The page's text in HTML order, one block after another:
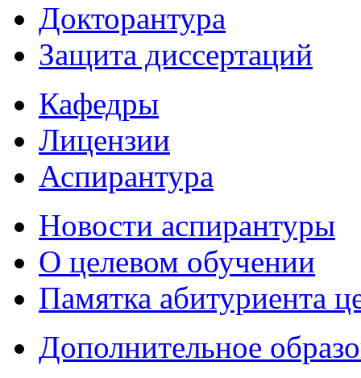
Докторантура
Защита диссертаций
Кафедры
Лицензии
Аспирантура
Новости аспирантуры
О целевом обучении
Памятка абитуриента
Дополнительное